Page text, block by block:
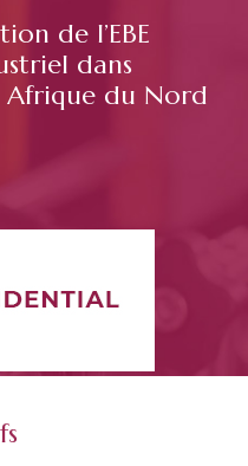
de l’EBE
dans
Afrique du Nord